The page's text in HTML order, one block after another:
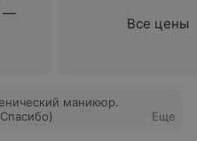
—
Все цены
маникюр.
Еще